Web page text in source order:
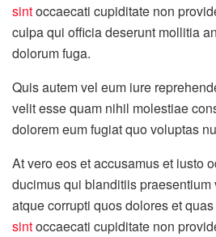
sintoccaecati cupiditate non
culpa qui officia deserunt mollitia
dolorum fuga.
Quis autem vel eum iure
velit esse quam nihil molestiae
dolorem eum fugiat quo voluptas
At vero eos et accusamus et iusto
ducimus qui blanditiis praesentium
atque corrupti quos dolores et quas
sintoccaecati cupiditate non